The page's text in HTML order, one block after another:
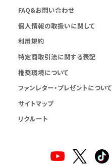
FAQ&お問い合わせ
個人情報の取扱いに関して
利用規約
特定商取引法に関する表記
推奨環境について
ファンレター・プレゼントについて
サイトマップ
リクルート